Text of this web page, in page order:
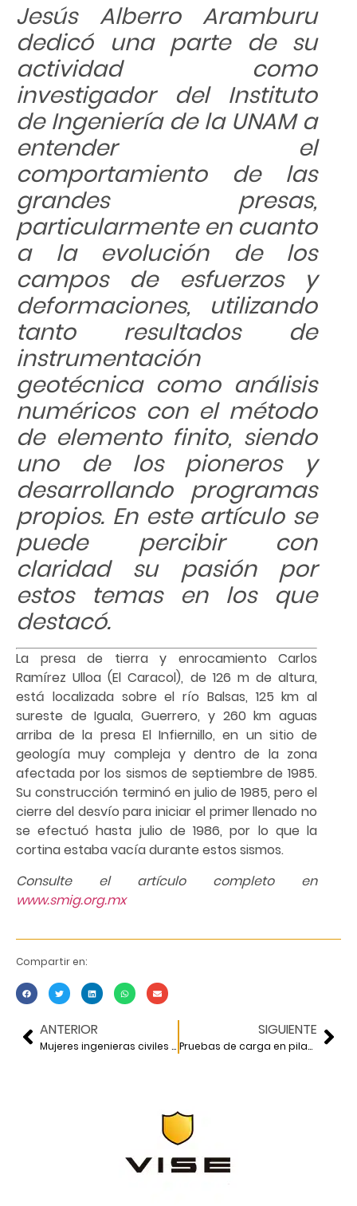
Jesús Alberro Aramburu
dedicó una parte de su
actividad como
investigador del Instituto
de Ingeniería de la UNAM a
entender el
comportamiento de las
grandes presas,
particularmente en cuanto
a la evolución de los
campos de esfuerzos y
deformaciones, utilizando
tanto resultados de
instrumentación
geotécnica como análisis
numéricos con el método
de elemento finito, siendo
uno de los pioneros y
desarrollando programas
propios. En este artículo se
puede percibir con
claridad su pasión por
estos temas en los que
destacó.
La presa de tierra y enrocamiento Carlos
Ramírez Ulloa (El Caracol), de 126 m de altura,
está localizada sobre el río Balsas, 125 km al
sureste de Iguala, Guerrero, y 260 km aguas
arriba de la presa El Infiernillo, en un sitio de
geología muy compleja y dentro de la zona
afectada por los sismos de septiembre de 1985.
Su construcción terminó en julio de 1985, pero el
cierre del desvío para iniciar el primer llenado no
se efectuó hasta julio de 1986, por lo que la
cortina estaba vacía durante estos sismos.
Consulte el artículo completo en
www.smig.org.mx
Compartir en:
ANTERIOR
Mujeres ingenieras civiles en México
SIGUIENTE
Pruebas de carga en pilas de cimentación de la Torre Mayor